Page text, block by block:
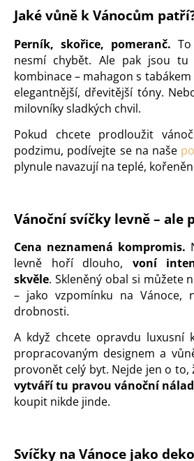
Jaké vůně k Vánocům
Perník, skořice, pomeranč.
nesmí chybět. Ale pak jsou tu
kombinace – mahagon s
elegantnější, dřevitější tóny.
milovníky sladkých chvil.
Pokud chcete prodloužit
podzimu, podívejte se na naše
plynule navazují na teplé,
Vánoční svíčky levně – ale
Cena neznamená kompromis.
levně hoří dlouho, voní
skvěle. Skleněný obal si můžete
– jako vzpomínku na Vánoce,
drobnosti.
A když chcete opravdu luxusní
propracovaným designem a
provonět celý byt. Nejde jen o to,
vytváří tu pravou vánoční
koupit nikde jinde.
Svíčky na Vánoce jako